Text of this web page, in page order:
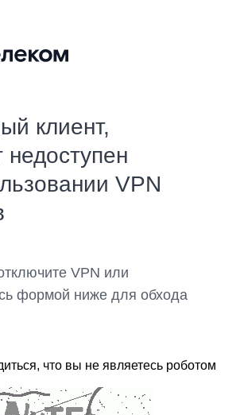
клиент,
VPN
VPN или
формой ниже для обхода
что вы не являетесь роботом